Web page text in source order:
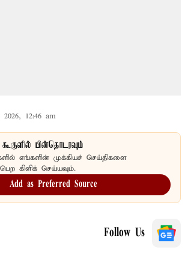
2026, 12:46 am
பின்தொடரவும்
எங்களின் முக்கியச் செய்திகளை
கிளிக் செய்யவும்.
Add as Preferred Source
Follow Us